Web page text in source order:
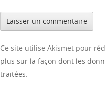
Ce site utilise Akismet pour
plus sur la façon dont les
traitées.